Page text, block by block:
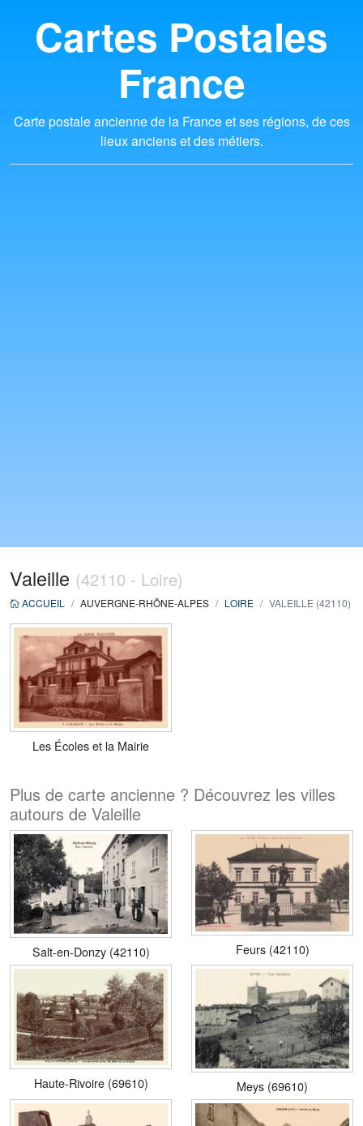
Cartes Postales
France
Carte postale ancienne de la France et ses régions, de ces
lieux anciens et des métiers.
Valeille (42110 - Loire)
ACCUEIL AUVERGNE-RHÔNE-ALPES LOIRE VALEILLE (42110)
Les Écoles et la Mairie
Plus de carte ancienne ? Découvrez les villes
autours de Valeille
Salt-en-Donzy (42110) Feurs (42110)
Haute-Rivoire (69610) Meys (69610)